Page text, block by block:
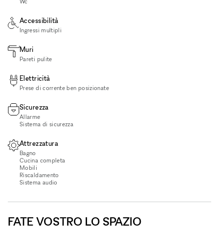
Accessibilità
Ingressi multipli
Muri
Pareti pulite
Elettricità
Prese di corrente ben posizionate
Sicurezza
Allarme
Sistema di sicurezza
Attrezzatura
Bagno
Cucina completa
Mobili
Riscaldamento
Sistema audio
FATE VOSTRO LO SPAZIO